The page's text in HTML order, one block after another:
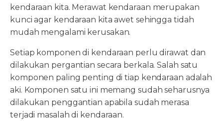
kendaraan kita. Merawat kendaraan merupakan
kunci agar kendaraan kita awet sehingga tidah
mudah mengalami kerusakan.
Setiap komponen di kendaraan perlu dirawat dan
dilakukan pergantian secara berkala. Salah satu
komponen paling penting di tiap kendaraan adalah
aki. Komponen satu ini memang sudah seharusnya
dilakukan penggantian apabila sudah merasa
terjadi masalah di kendaraan.